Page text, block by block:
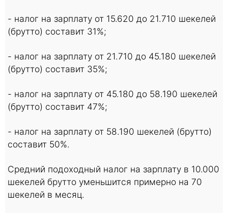
- налог на зарплату от 15.620 до 21.710 шекелей
(брутто) составит 31%;
- налог на зарплату от 21.710 до 45.180 шекелей
(брутто) составит 35%;
- налог на зарплату от 45.180 до 58.190 шекелей
(брутто) составит 47%;
- налог на зарплату от 58.190 шекелей (брутто)
составит 50%.
Средний подоходный налог на зарплату в 10.000
шекелей брутто уменьшится примерно на 70
шекелей в месяц.